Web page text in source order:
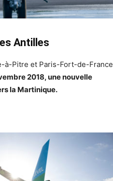
Antilles
à-Pitre et Paris-Fort-de-France
2018, une nouvelle
la Martinique.